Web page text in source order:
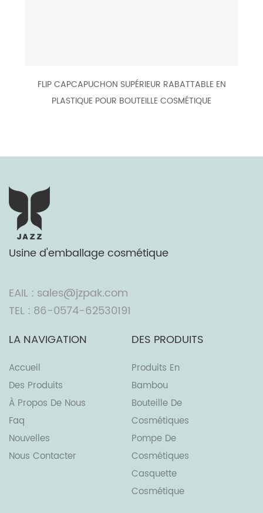
FLIP CAPCAPUCHON SUPÉRIEUR RABATTABLE EN
PLASTIQUE POUR BOUTEILLE COSMÉTIQUE
Usine d'emballage cosmétique
EAIL : sales@jzpak.com
TEL : 86-0574-62530191
LA NAVIGATION
Accueil
Des Produits
À Propos De Nous
Faq
Nouvelles
Nous Contacter
DES PRODUITS
Produits En
Bambou
Bouteille De
Cosmétiques
Pompe De
Cosmétiques
Casquette
Cosmétique